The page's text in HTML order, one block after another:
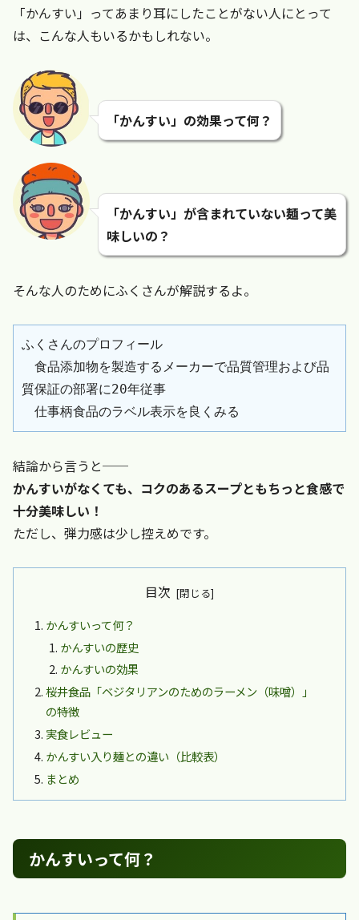
「かんすい」ってあまり耳にしたことがない人にとって
は、こんな人もいるかもしれない。
「かんすい」の効果って何？
「かんすい」が含まれていない麺って美
味しいの？
そんな人のためにふくさんが解説するよ。
ふくさんのプロフィール
食品添加物を製造するメーカーで品質管理および品
質保証の部署に20年従事
仕事柄食品のラベル表示を良くみる
結論から言うと──
かんすいがなくても、コクのあるスープともちっと食感で
十分美味しい！
ただし、弾力感は少し控えめです。
目次
かんすいって何？
かんすいの歴史
かんすいの効果
桜井食品「ベジタリアンのためのラーメン（味噌）」
の特徴
実食レビュー
かんすい入り麺との違い（比較表）
まとめ
かんすいって何？